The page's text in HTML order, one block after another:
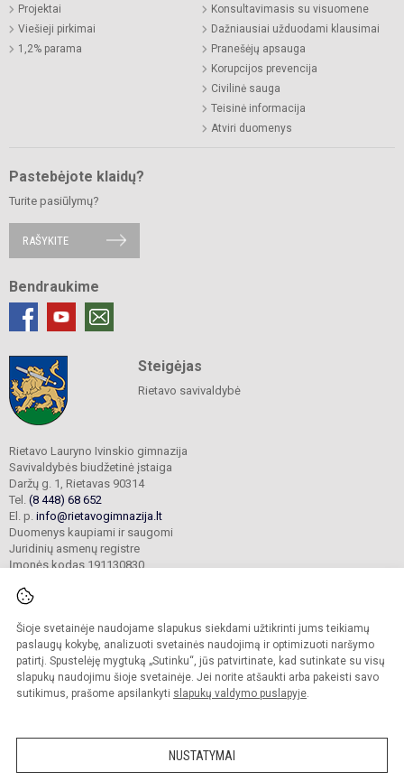
Šioje svetainėje naudojame slapukus siekdami užtikrinti jums teikiamų
paslaugų kokybę, analizuoti svetainės naudojimą ir optimizuoti naršymo
patirtį. Spustelėję mygtuką „Sutinku“, jūs patvirtinate, kad sutinkate su visų
slapukų naudojimu šioje svetainėje. Jei norite atšaukti arba pakeisti savo
sutikimus, prašome apsilankyti slapukų valdymo puslapyje.
NUSTATYMAI
Projektai
Viešieji pirkimai
1,2% parama
Konsultavimasis su visuomene
Dažniausiai užduodami klausimai
Pranešėjų apsauga
Korupcijos prevencija
Civilinė sauga
Teisinė informacija
Atviri duomenys
Pastebėjote klaidų?
Turite pasiūlymų?
RAŠYKITE
Bendraukime
Steigėjas
Rietavo savivaldybė
Rietavo Lauryno Ivinskio gimnazija
Savivaldybės biudžetinė įstaiga
Daržų g. 1, Rietavas 90314
Tel. (8 448) 68 652
El. p. info@rietavogimnazija.lt
Duomenys kaupiami ir saugomi
Juridinių asmenų registre
Įmonės kodas 191130830
© 2022. Rietavo Lauryno Ivinskio gimnazija. Visos teisės saugomos.
Kopijuoti turinį be raštiško gimnazijos sutikimo griežtai draudžiama.
Prieinamumo paraiška Slapukų valdymas
Sumanus būdas atnaujinti